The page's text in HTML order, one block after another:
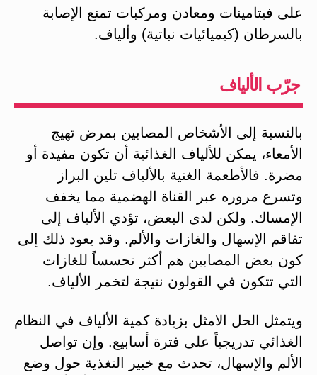
على فيتامينات ومعادن ومركبات تمنع الإصابة
بالسرطان (كيميائيات نباتية) وألياف.
جرّب الألياف
بالنسبة إلى الأشخاص المصابين بمرض تهيج
الأمعاء، يمكن للألياف الغذائية أن تكون مفيدة أو
مضرة. فالأطعمة الغنية بالألياف تلين البراز
وتسرع مروره عبر القناة الهضمية مما يخفف
الإمساك. ولكن لدى البعض، تؤدي الألياف إلى
تفاقم الإسهال والغازات والألم. وقد يعود ذلك إلى
كون بعض المصابين هم أكثر تحسساً للغازات
التي تتكون في القولون نتيجة لتخمر الألياف.
ويتمثل الحل الامثل بزيادة كمية الألياف في النظام
الغذائي تدريجياً على فترة أسابيع. وإن تواصل
الألم والإسهال، تحدث مع خبير التغذية حول وضع